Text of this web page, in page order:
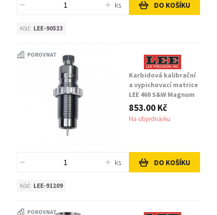
ks DO KOŠÍKU
Kód: LEE-90533
POROVNAT
Karbidová kalibrační
a vypichovací matrice
LEE 460 S&W Magnum
853.00 Kč
Na objednávku
ks DO KOŠÍKU
Kód: LEE-91209
POROVNAT